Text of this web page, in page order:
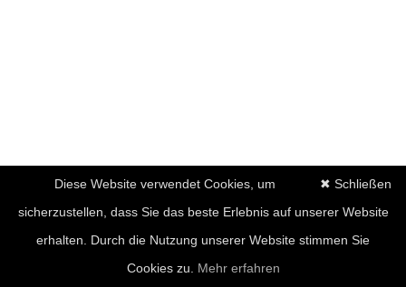
✖ Schließen
Diese Website verwendet Cookies, um
sicherzustellen, dass Sie das beste Erlebnis auf unserer Website
erhalten. Durch die Nutzung unserer Website stimmen Sie
Cookies zu. Mehr erfahren